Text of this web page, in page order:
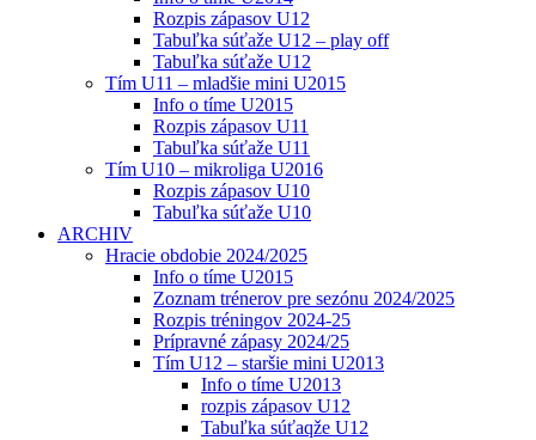
Rozpis zápasov U12
Tabuľka súťaže U12 – play off
Tabuľka súťaže U12
Tím U11 – mladšie mini U2015
Info o tíme U2015
Rozpis zápasov U11
Tabuľka súťaže U11
Tím U10 – mikroliga U2016
Rozpis zápasov U10
Tabuľka súťaže U10
ARCHIV
Hracie obdobie 2024/2025
Info o tíme U2015
Zoznam trénerov pre sezónu 2024/2025
Rozpis tréningov 2024-25
Prípravné zápasy 2024/25
Tím U12 – staršie mini U2013
Info o tíme U2013
rozpis zápasov U12
Tabuľka súťaqže U12